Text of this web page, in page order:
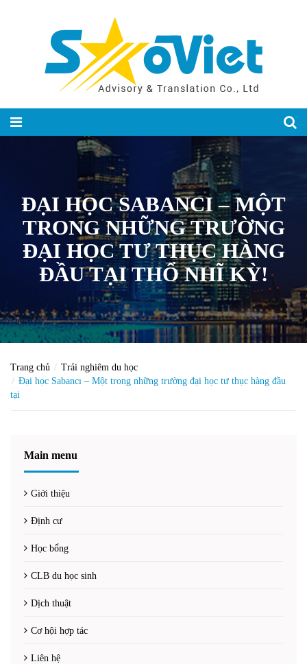
ĐẠI HỌC SABANCI – MỘT
TRONG NHỮNG TRƯỜNG
ĐẠI HỌC TƯ THỤC HÀNG
ĐẦU TẠI THỔ NHĨ KỲ!
Trang chủ
Trải nghiêm du học
Đại học Sabancı – Một trong những trường đại học tư thục hàng đầu
tại
Main menu
Giới thiệu
Định cư
Học bổng
CLB du học sinh
Dịch thuật
Cơ hội hợp tác
Liên hệ